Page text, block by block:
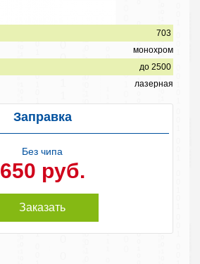
703
монохром
до 2500
лазерная
Заправка
Без чипа
650 руб.
Заказать